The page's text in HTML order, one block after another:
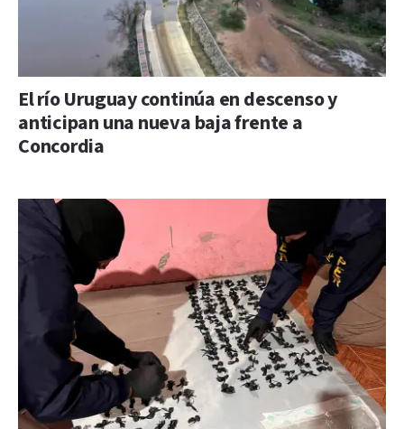
El río Uruguay continúa en descenso y
anticipan una nueva baja frente a
Concordia